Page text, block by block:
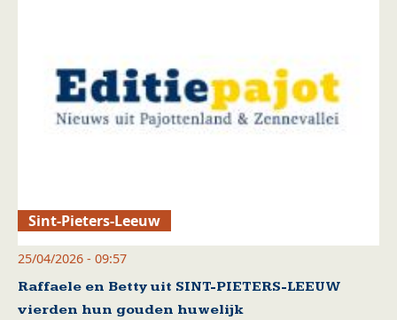
Sint-Pieters-Leeuw
25/04/2026 - 09:57
Raffaele en Betty uit SINT-PIETERS-LEEUW
vierden hun gouden huwelijk